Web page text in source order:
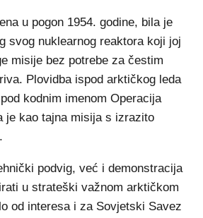
u pogon 1954. godine, bila je
svog nuklearnog reaktora koji joj
misije bez potrebe za čestim
Plovidba ispod arktičkog leda
kodnim imenom Operacija
je kao tajna misija s izrazito
podvig, već i demonstracija
u strateški važnom arktičkom
od interesa i za Sovjetski Savez